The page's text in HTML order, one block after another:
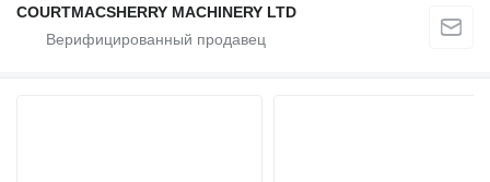
COURTMACSHERRY MACHINERY LTD